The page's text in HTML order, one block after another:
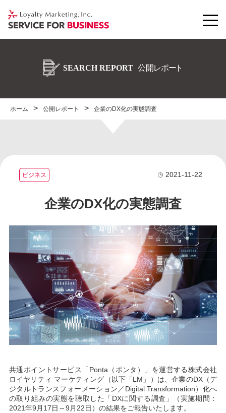
ホーム 公開レポート 企業のDX化の実態調査
ビジネス 2021-11-22
企業のDX化の実態調査
共通ポイントサービス「Ponta（ポンタ）」を運営する株式会社
ロイヤリティ マーケティング（以下「LM」）は、企業のDX（デ
ジタルトランスフォーメーション／Digital Transformation）化へ
の取り組みの実態を聴取した「DXに関する調査」（実施期間：
2021年9月17日～9月22日）の結果をご報告いたします。